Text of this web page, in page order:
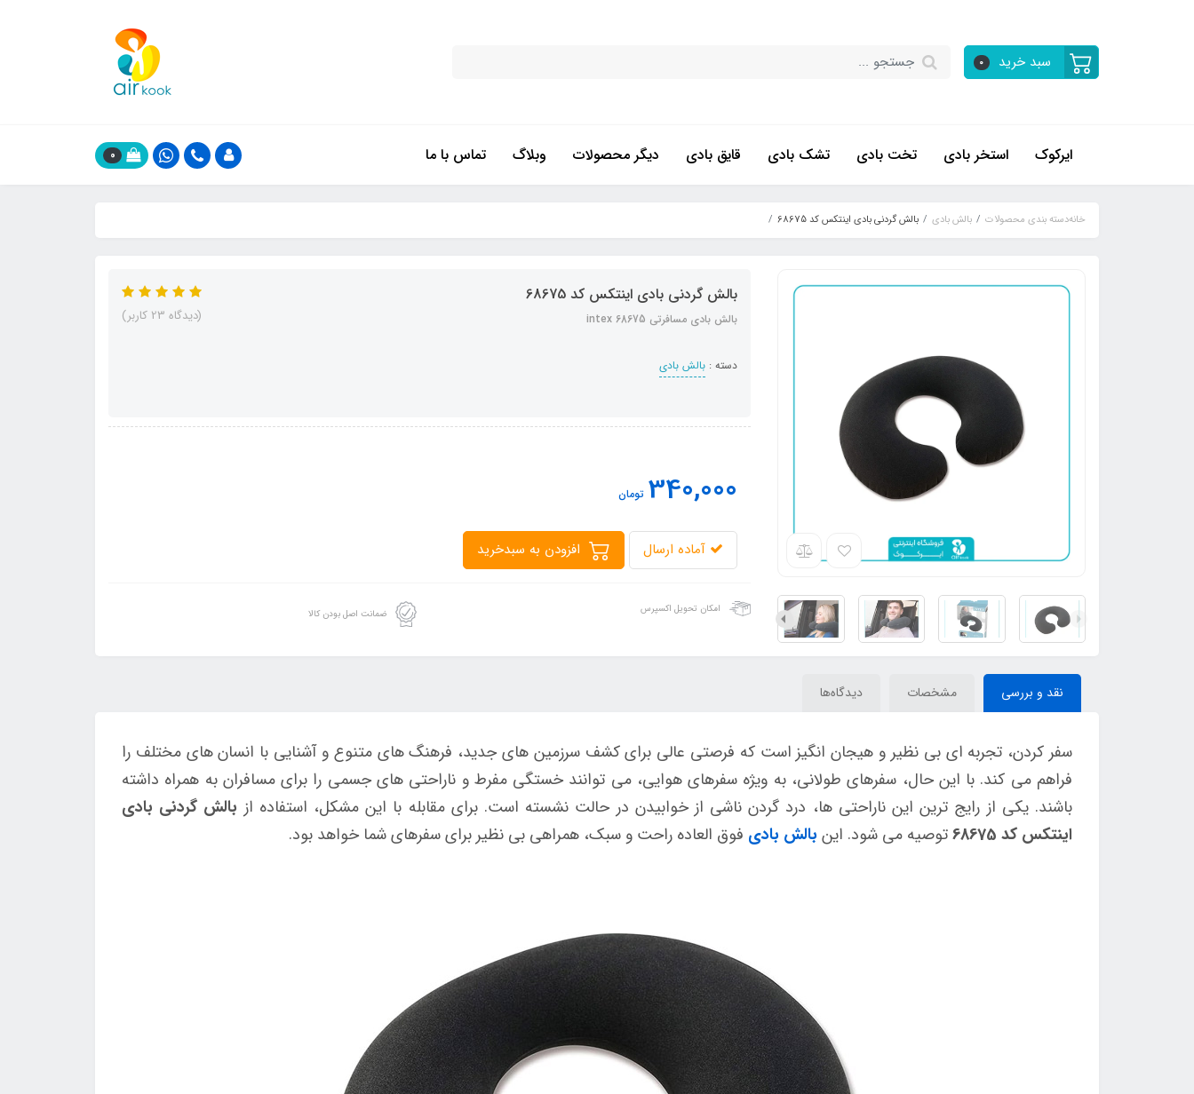
سبد خرید 0
ایرکوک استخر بادی تخت بادی تشک بادی قایق بادی دیگر محصولات وبلاگ تماس با ما 0
خانهدسته بندی محصولات بالش بادی بالش گردنی بادی اینتکس کد 68675
بالش گردنی بادی اینتکس کد 68675
بالش بادی مسافرتی intex 68675
دسته : بالش بادی
(دیدگاه 23 کاربر)
340,000 تومان
آماده ارسال
امکان تحویل اکسپرس ضمانت اصل بودن کالا
نقد و بررسی مشخصات دیدگاه‌ها
سفر کردن، تجربه ای بی نظیر و هیجان انگیز است که فرصتی عالی برای کشف سرزمین های جدید، فرهنگ های متنوع و آشنایی با انسان های مختلف را
فراهم می کند. با این حال، سفرهای طولانی، به ویژه سفرهای هوایی، می توانند خستگی مفرط و ناراحتی های جسمی را برای مسافران به همراه داشته
باشند. یکی از رایج ترین این ناراحتی ها، درد گردن ناشی از خوابیدن در حالت نشسته است. برای مقابله با این مشکل، استفاده از بالش گردنی بادی
اینتکس کد 68675
توصیه می شود. این بالش بادی فوق العاده راحت و سبک، همراهی بی نظیر برای سفرهای شما خواهد بود.